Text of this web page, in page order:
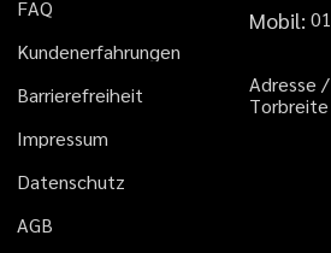
FAQ
Kundenerfahrungen
Barrierefreiheit
Impressum
Datenschutz
AGB
Mobil: 01
Adresse /
Torbreite